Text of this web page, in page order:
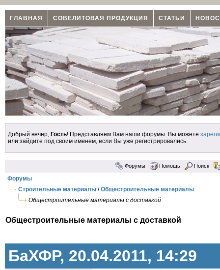
ГЛАВНАЯ СОВЕЛИТОВАЯ ПРОДУКЦИЯ СТАТЬИ
Добрый вечер, Гость! Представляем Вам наши форумы. Вы можете
или зайдите под своим именем, если Вы уже регистрировались.
Форумы Помощь Поиск
Форумы
Строительные материалы /Общестроительные материалы
Общестроительные материалы с доставкой
Общестроительные материалы с доставкой
БаХФР, 20.04.2011, 14:29